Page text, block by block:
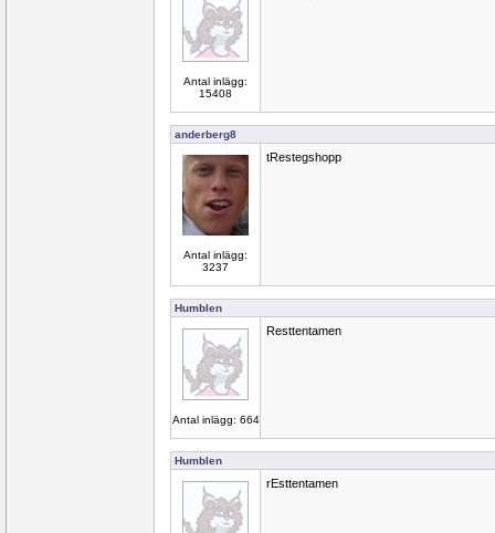
Antal inlägg:
15408
anderberg8
Antal inlägg:
3237
tRestegshopp
Humblen
Antal inlägg: 664
Resttentamen
Humblen
rEsttentamen